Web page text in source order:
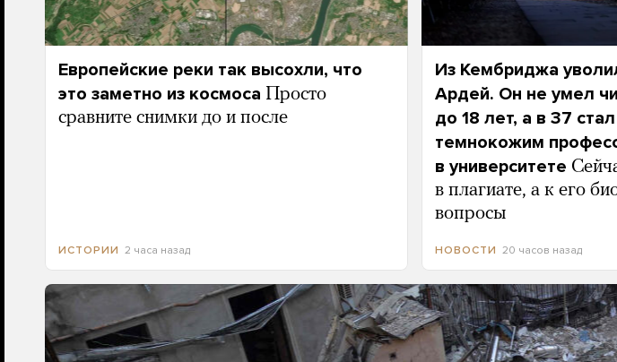
Европейские реки так высохли, что
это заметно из космоса Просто
сравните снимки до и после
ИСТОРИИ 2 часа назад
Из Кембриджа
Ардей. Он не умел
до 18 лет, а в 37
темнокожим
в университете
в плагиате, а к его
вопросы
НОВОСТИ 20 часов назад